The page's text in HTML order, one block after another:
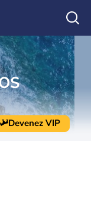
Devenez VIP